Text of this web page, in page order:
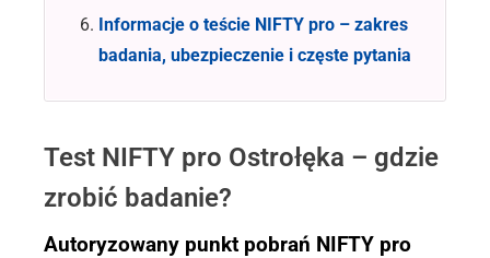
Informacje o teście NIFTY pro – zakres
badania, ubezpieczenie i częste pytania
Test NIFTY pro Ostrołęka – gdzie
zrobić badanie?
Autoryzowany punkt pobrań NIFTY pro